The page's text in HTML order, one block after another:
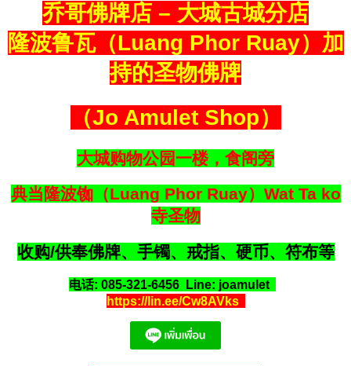
乔哥佛牌店 – 大城古城分店
隆波鲁瓦（Luang Phor Ruay）加
持的圣物佛牌
（Jo Amulet Shop）
大城购物公园一楼，食阁旁
典当隆波铷（Luang Phor Ruay）Wat Ta ko
寺圣物
收购/供奉佛牌、手镯、戒指、硬币、符布等
电话: 085-321-6456 Line: joamulet
https://lin.ee/Cw8AVks